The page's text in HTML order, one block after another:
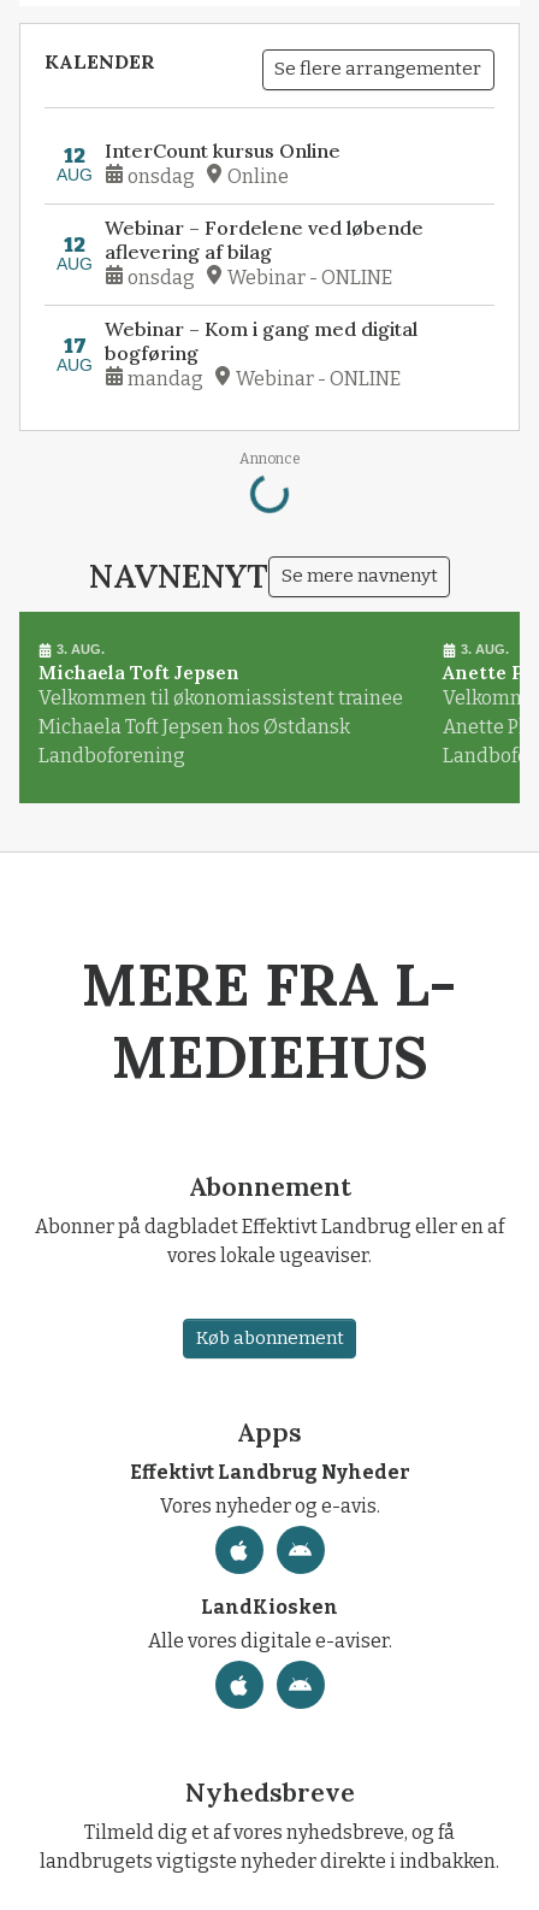
KALENDER Se flere arrangementer
12
AUG
InterCount kursus Online
onsdag Online
12
AUG
Webinar – Fordelene ved løbende
aflevering af bilag
onsdag Webinar - ONLINE
17
AUG
Webinar – Kom i gang med digital
bogføring
mandag Webinar - ONLINE
Annonce
Loading...
NAVNENYT Se mere navnenyt
3. AUG.
Michaela Toft Jepsen
Velkommen til økonomiassistent trainee
Michaela Toft Jepsen hos Østdansk
Landboforening
3. AUG.
Anette
Anette
MERE FRA L-
MEDIEHUS
Abonnement
Abonner på dagbladet Effektivt Landbrug eller en af
vores lokale ugeaviser.
Køb abonnement
Apps
Effektivt Landbrug Nyheder
Vores nyheder og e-avis.
LandKiosken
Alle vores digitale e-aviser.
Nyhedsbreve
Tilmeld dig et af vores nyhedsbreve, og få
landbrugets vigtigste nyheder direkte i indbakken.